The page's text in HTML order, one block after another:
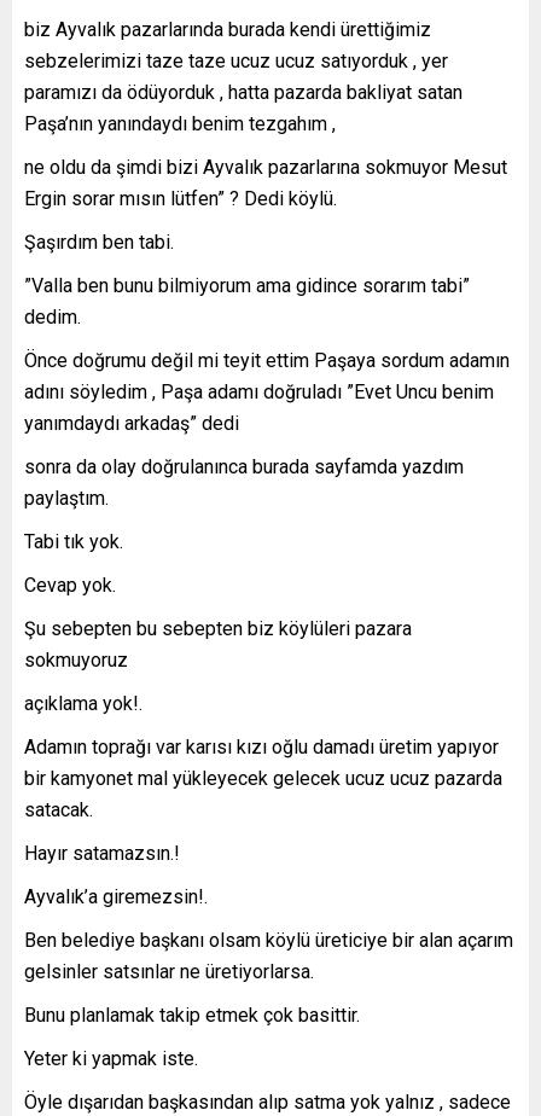
biz Ayvalık pazarlarında burada kendi ürettiğimiz
sebzelerimizi taze taze ucuz ucuz satıyorduk , yer
paramızı da ödüyorduk , hatta pazarda bakliyat satan
Paşa’nın yanındaydı benim tezgahım ,
ne oldu da şimdi bizi Ayvalık pazarlarına sokmuyor Mesut
Ergin sorar mısın lütfen” ? Dedi köylü.
Şaşırdım ben tabi.
”Valla ben bunu bilmiyorum ama gidince sorarım tabi”
dedim.
Önce doğrumu değil mi teyit ettim Paşaya sordum adamın
adını söyledim , Paşa adamı doğruladı ”Evet Uncu benim
yanımdaydı arkadaş” dedi
sonra da olay doğrulanınca burada sayfamda yazdım
paylaştım.
Tabi tık yok.
Cevap yok.
Şu sebepten bu sebepten biz köylüleri pazara
sokmuyoruz
açıklama yok!.
Adamın toprağı var karısı kızı oğlu damadı üretim yapıyor
bir kamyonet mal yükleyecek gelecek ucuz ucuz pazarda
satacak.
Hayır satamazsın.!
Ayvalık’a giremezsin!.
Ben belediye başkanı olsam köylü üreticiye bir alan açarım
gelsinler satsınlar ne üretiyorlarsa.
Bunu planlamak takip etmek çok basittir.
Yeter ki yapmak iste.
Öyle dışarıdan başkasından alıp satma yok yalnız , sadece